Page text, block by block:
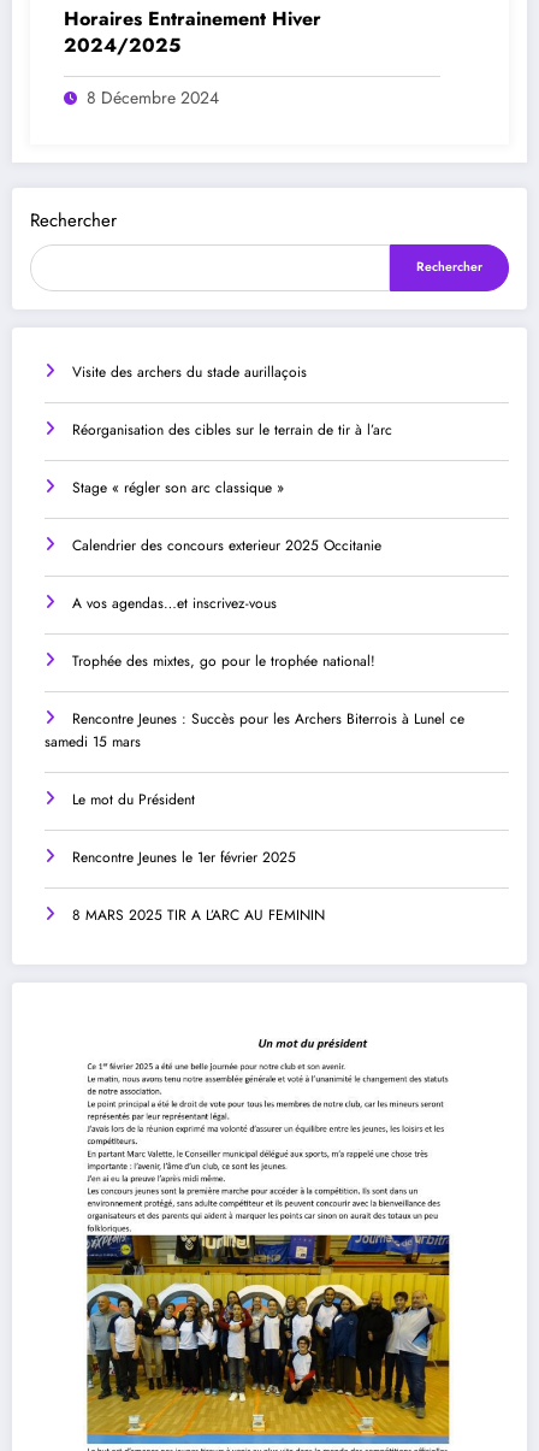
Horaires Entrainement Hiver
2024/2025
8 Décembre 2024
Rechercher
Rechercher
Visite des archers du stade aurillaçois
Réorganisation des cibles sur le terrain de tir à l’arc
Stage « régler son arc classique »
Calendrier des concours exterieur 2025 Occitanie
A vos agendas…et inscrivez-vous
Trophée des mixtes, go pour le trophée national!
Rencontre Jeunes : Succès pour les Archers Biterrois à Lunel ce
samedi 15 mars
Le mot du Président
Rencontre Jeunes le 1er février 2025
8 MARS 2025 TIR A L’ARC AU FEMININ